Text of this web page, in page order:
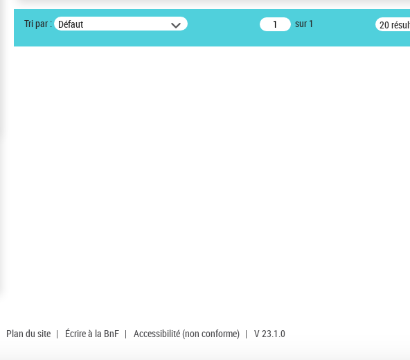
Tri par : Défaut sur 1 20
Plan du site | Écrire à la BnF | Accessibilité (non conforme) | V 23.1.0